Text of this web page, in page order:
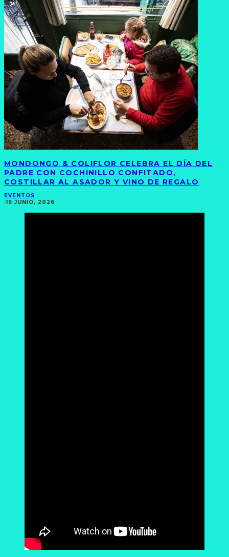
MONDONGO & COLIFLOR CELEBRA EL DÍA DEL
PADRE CON COCHINILLO CONFITADO,
COSTILLAR AL ASADOR Y VINO DE REGALO
EVENTOS
·19 JUNIO, 2026